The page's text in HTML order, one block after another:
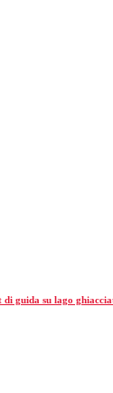
guida su lago